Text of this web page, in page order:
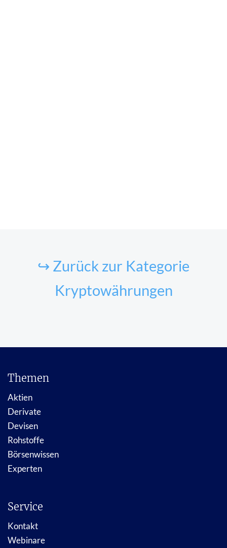
↪ Zurück zur Kategorie
Kryptowährungen
Themen
Aktien
Derivate
Devisen
Rohstoffe
Börsenwissen
Experten
Service
Kontakt
Webinare